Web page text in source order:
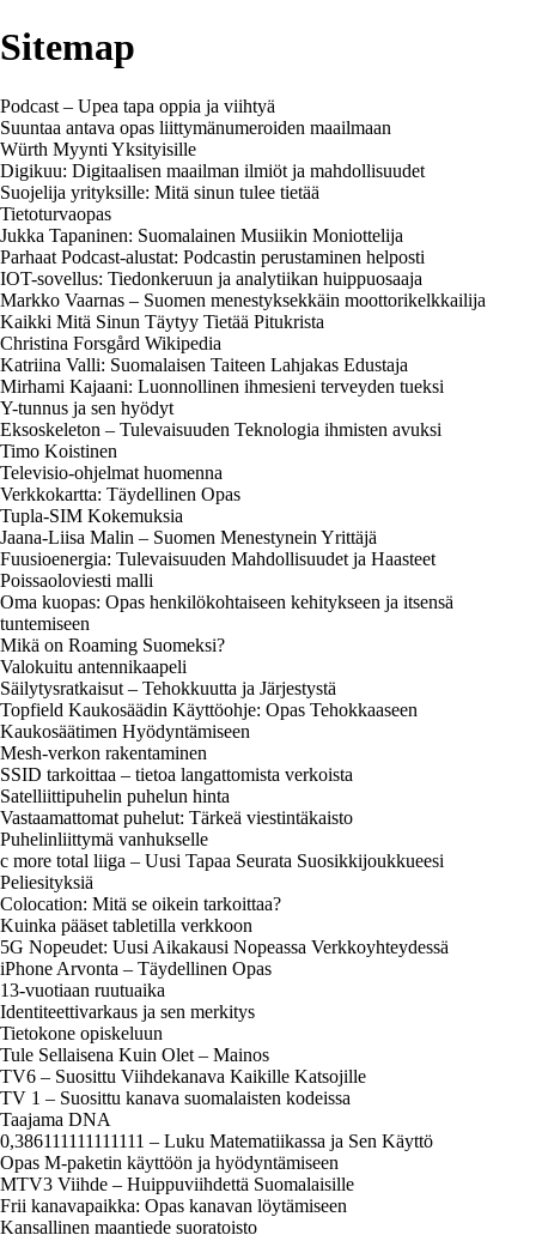
Sitemap
Podcast – Upea tapa oppia ja viihtyä
Suuntaa antava opas liittymänumeroiden maailmaan
Würth Myynti Yksityisille
Digikuu: Digitaalisen maailman ilmiöt ja mahdollisuudet
Suojelija yrityksille: Mitä sinun tulee tietää
Tietoturvaopas
Jukka Tapaninen: Suomalainen Musiikin Moniottelija
Parhaat Podcast-alustat: Podcastin perustaminen helposti
IOT-sovellus: Tiedonkeruun ja analytiikan huippuosaaja
Markko Vaarnas – Suomen menestyksekkäin moottorikelkkailija
Kaikki Mitä Sinun Täytyy Tietää Pitukrista
Christina Forsgård Wikipedia
Katriina Valli: Suomalaisen Taiteen Lahjakas Edustaja
Mirhami Kajaani: Luonnollinen ihmesieni terveyden tueksi
Y-tunnus ja sen hyödyt
Eksoskeleton – Tulevaisuuden Teknologia ihmisten avuksi
Timo Koistinen
Televisio-ohjelmat huomenna
Verkkokartta: Täydellinen Opas
Tupla-SIM Kokemuksia
Jaana-Liisa Malin – Suomen Menestynein Yrittäjä
Fuusioenergia: Tulevaisuuden Mahdollisuudet ja Haasteet
Poissaoloviesti malli
Oma kuopas: Opas henkilökohtaiseen kehitykseen ja itsensä
tuntemiseen
Mikä on Roaming Suomeksi?
Valokuitu antennikaapeli
Säilytysratkaisut – Tehokkuutta ja Järjestystä
Topfield Kaukosäädin Käyttöohje: Opas Tehokkaaseen
Kaukosäätimen Hyödyntämiseen
Mesh-verkon rakentaminen
SSID tarkoittaa – tietoa langattomista verkoista
Satelliittipuhelin puhelun hinta
Vastaamattomat puhelut: Tärkeä viestintäkaisto
Puhelinliittymä vanhukselle
c more total liiga – Uusi Tapaa Seurata Suosikkijoukkueesi
Peliesityksiä
Colocation: Mitä se oikein tarkoittaa?
Kuinka pääset tabletilla verkkoon
5G Nopeudet: Uusi Aikakausi Nopeassa Verkkoyhteydessä
iPhone Arvonta – Täydellinen Opas
13-vuotiaan ruutuaika
Identiteettivarkaus ja sen merkitys
Tietokone opiskeluun
Tule Sellaisena Kuin Olet – Mainos
TV6 – Suosittu Viihdekanava Kaikille Katsojille
TV 1 – Suosittu kanava suomalaisten kodeissa
Taajama DNA
0,386111111111111 – Luku Matematiikassa ja Sen Käyttö
Opas M-paketin käyttöön ja hyödyntämiseen
MTV3 Viihde – Huippuviihdettä Suomalaisille
Frii kanavapaikka: Opas kanavan löytämiseen
Kansallinen maantiede suoratoisto